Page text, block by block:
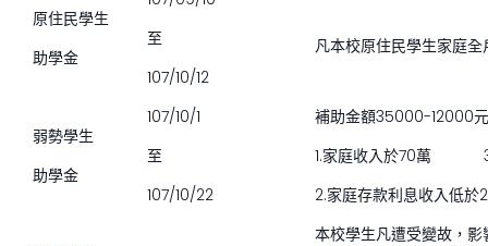
原住民學生
助學金
至
107/10/12
凡本校原住民學生家庭
弱勢學生
助學金
107/10/1
至
107/10/22
補助金額35000-12000
1.家庭收入於70萬 3.
2.家庭存款利息收入低
本校學生凡遭受變故，